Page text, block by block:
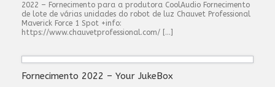
2022 – Fornecimento para a produtora CoolAudio Fornecimento
de lote de várias unidades do robot de luz Chauvet Professional
Maverick Force 1 Spot +info:
https://www.chauvetprofessional.com/ […]
Fornecimento 2022 – Your JukeBox